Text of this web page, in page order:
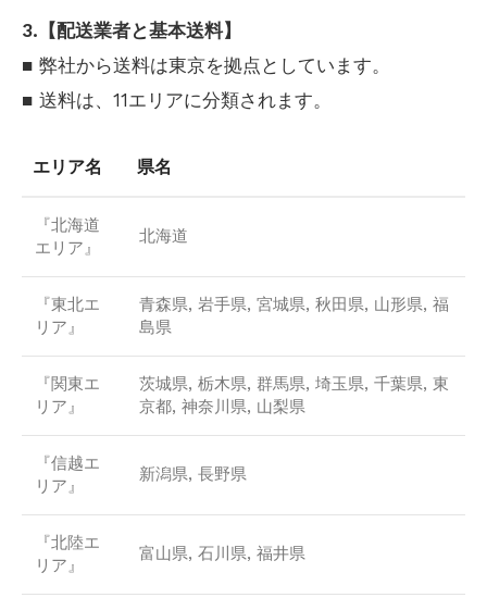
3.【配送業者と基本送料】
■ 弊社から送料は東京を拠点としています。
■ 送料は、11エリアに分類されます。
エリア名 県名
『北海道
エリア』
北海道
『東北エ
リア』
青森県, 岩手県, 宮城県, 秋田県, 山形県, 福
島県
『関東エ
リア』
茨城県, 栃木県, 群馬県, 埼玉県, 千葉県, 東
京都, 神奈川県, 山梨県
『信越エ
リア』
新潟県, 長野県
『北陸エ
リア』
富山県, 石川県, 福井県